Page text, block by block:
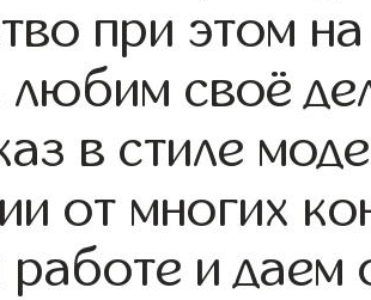
при этом
любим своё
в стиле
от многих
работе и